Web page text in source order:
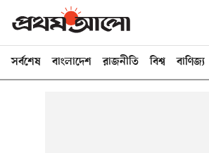
সর্বশেষ বাংলাদেশ রাজনীতি বিশ্ব বাণিজ্য